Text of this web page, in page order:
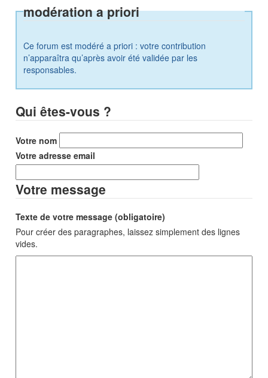
modération a priori
Ce forum est modéré a priori : votre contribution
n’apparaîtra qu’après avoir été validée par les
responsables.
Qui êtes-vous ?
Votre nom
Votre adresse email
Votre message
Texte de votre message (obligatoire)
Pour créer des paragraphes, laissez simplement des lignes
vides.